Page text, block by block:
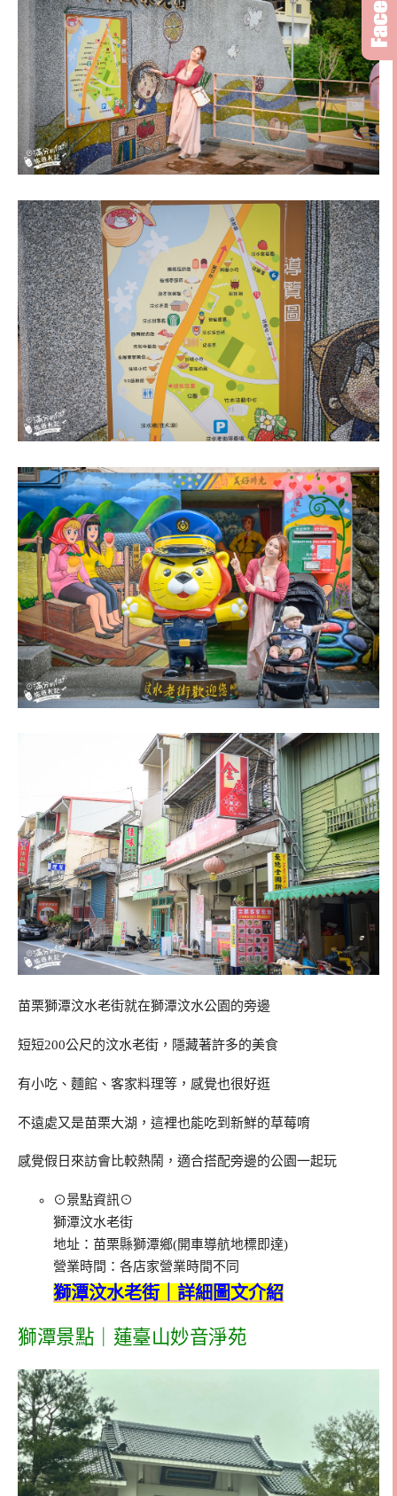
苗栗獅潭汶水老街就在獅潭汶水公園的旁邊
短短200公尺的汶水老街，隱藏著許多的美食
有小吃、麵館、客家料理等，感覺也很好逛
不遠處又是苗栗大湖，這裡也能吃到新鮮的草莓唷
感覺假日來訪會比較熱鬧，適合搭配旁邊的公園一起玩
⊙景點資訊⊙
獅潭汶水老街
地址：苗栗縣獅潭鄉(開車導航地標即達)
營業時間：各店家營業時間不同
獅潭汶水老街｜詳細圖文介紹
獅潭景點｜蓮臺山妙音淨苑